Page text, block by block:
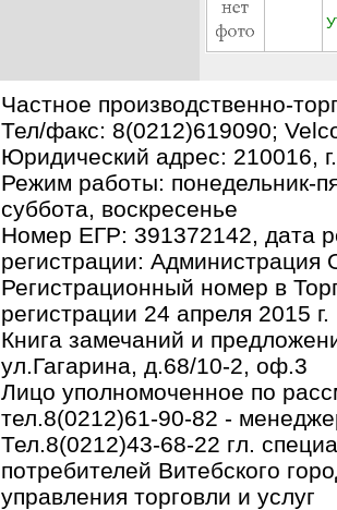
Частное производственно-
Тел/факс: 8(0212)619090;
Юридический адрес: 210016,
Режим работы: понедельник-
суббота, воскресенье
Номер ЕГР: 391372142, дата
регистрации: Администрация
Регистрационный номер в
регистрации 24 апреля 2015 г.
Книга замечаний и
ул.Гагарина, д.68/10-2, оф.3
Лицо уполномоченное по
тел.8(0212)61-90-82 -
Тел.8(0212)43-68-22 гл.
потребителей Витебского
управления торговли и услуг